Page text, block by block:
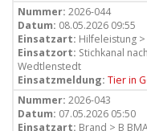
Nummer: 2026-044
Datum: 08.05.2026 09:55
Einsatzart: Hilfeleistung >
Einsatzort: Stichkanal
Wedtlenstedt
Einsatzmeldung: Tier in
Nummer: 2026-043
Datum: 07.05.2026 05:50
Einsatzart: Brand > B